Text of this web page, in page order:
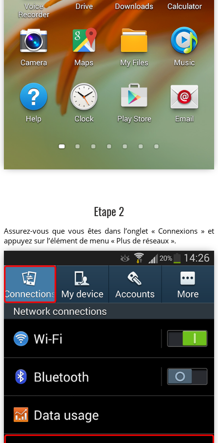
Etape 2
Assurez-vous que vous êtes dans l’onglet « Connexions » et
appuyez sur l’élément de menu « Plus de réseaux ».